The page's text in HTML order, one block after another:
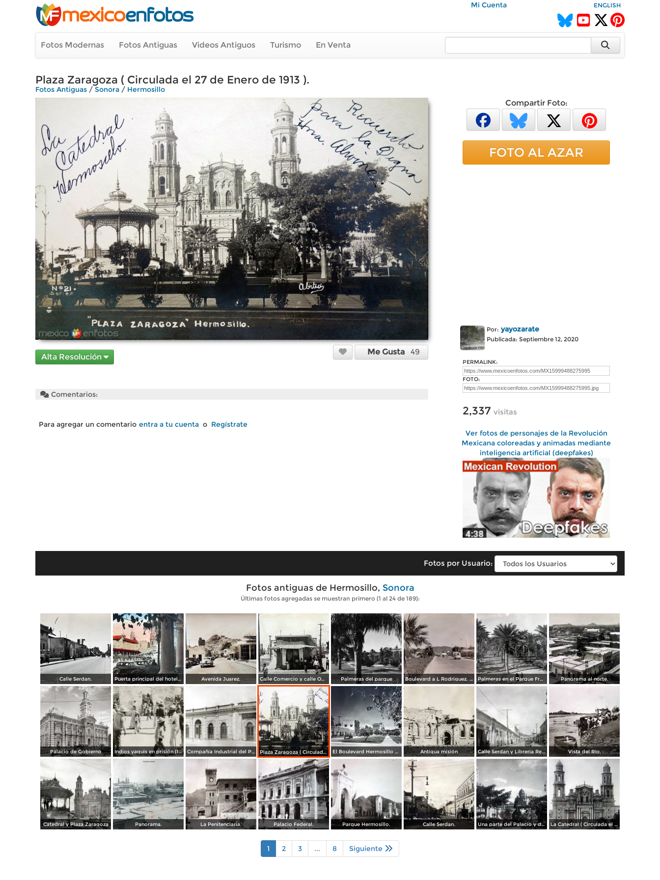
Mi Cuenta ENGLISH
Fotos Modernas Fotos Antiguas Videos Antiguos Turismo En Venta
Plaza Zaragoza ( Circulada el 27 de Enero de 1913 ).
Fotos Antiguas / Sonora / Hermosillo
Alta Resolución
Me Gusta 49
Comentarios:
Para agregar un comentario entra a tu cuenta o Regístrate
Compartir Foto:
FOTO AL AZAR
Por: yayozarate
Publicada: Septiembre 12, 2020
PERMALINK:
FOTO:
2,337 visitas
Ver fotos de personajes de la Revolución
Mexicana coloreadas y animadas mediante
inteligencia artificial (deepfakes)
Fotos por Usuario:
Fotos antiguas de Hermosillo, Sonora
Últimas fotos agregadas se muestran primero (1 al 24 de 189):
Calle Serdan. Puerta principal del hotel Ramos. ( Circulada el 29 de Enero de 1942 ). Avenida Juarez. Calle Comercio y calle Obregon. Palmeras del parque Boulevard a L Rodriguez. ( Circulada el 7 de Agosto de 1961 ). Palmeras en el Parque Francisco I Madero. Panorama al norte.
Palacio de Gobierno Indios yaquis en prisión (1908) Compañía Industrial del Pacífico (1908) Plaza Zaragoza ( Circulada el 27 de Enero de 1913 ). El Boulevard Hermosillo Sonora. Antigua misión Calle Serdan y Libreria Renacimiento. Vista del Rio.
Catedral y Plaza Zaragoza Panorama. La Penitenciaria. Palacio Federal. Parque Hermosillo. Calle Serdan. Una parte del Palacio y de la Plaza ( Circulada el 9 de Enero de 1911 ). La Catedral ( Circulada el 9 de Enero de 1911 ).
1 2 3 ... 8 Siguiente